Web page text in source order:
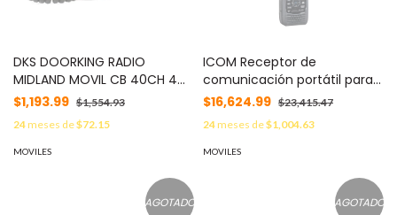
DKS DOORKING RADIO
MIDLAND MOVIL CB 40CH 4W
MOD: 1000
$1,193.99 $1,554.93
24meses de$72.15
MOVILES
ICOM Receptor de
comunicación portátil para
señal analógica AM, FM, WFM
(F3E, A3E) MOD: IC-R15
$16,624.99 $23,415.47
24meses de$1,004.63
MOVILES
AGOTADO AGOTADO